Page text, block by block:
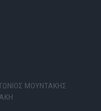
ΜΟΥΝΤΑΚΗΣ